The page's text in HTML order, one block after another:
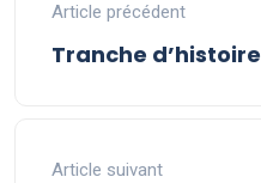
Article précédent
Tranche d’histoire
Article suivant